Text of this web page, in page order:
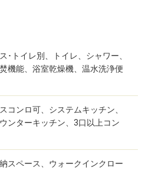
･トイレ別、トイレ、シャワー、
機能、浴室乾燥機、温水洗浄便
コンロ可、システムキッチン、
ンターキッチン、3口以上コン
スペース、ウォークインクロー